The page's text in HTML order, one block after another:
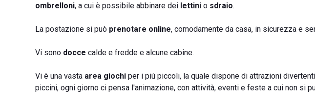
ombrelloni, a cui è possibile abbinare dei lettini o sdraio.
La postazione si può prenotare online, comodamente da casa, in sicurezza e
Vi sono docce calde e fredde e alcune cabine.
Vi è una vasta area giochi per i più piccoli, la quale dispone di attrazioni
piccini, ogni giorno ci pensa l'animazione, con attività, eventi e feste a cui non si